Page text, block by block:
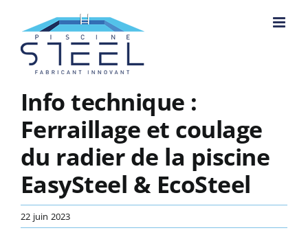
contenu
Info technique :
Ferraillage et coulage
du radier de la piscine
EasySteel & EcoSteel
22 juin 2023